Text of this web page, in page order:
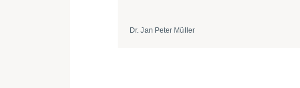
Dr. Jan Peter Müller